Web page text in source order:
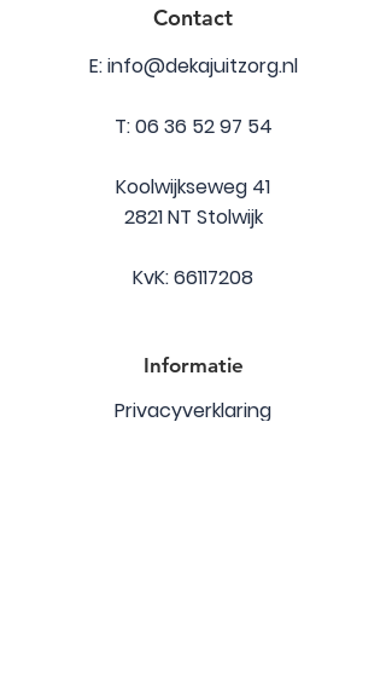
Contact
E:info@dekajuitzorg.nl
T:06 36 52 97 54
Koolwijkseweg 41
2821 NT Stolwijk
KvK:66117208
Informatie
Privacyverklaring